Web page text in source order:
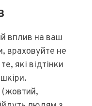
вплив на ваш
враховуйте не
які відтінки
(жовтий,